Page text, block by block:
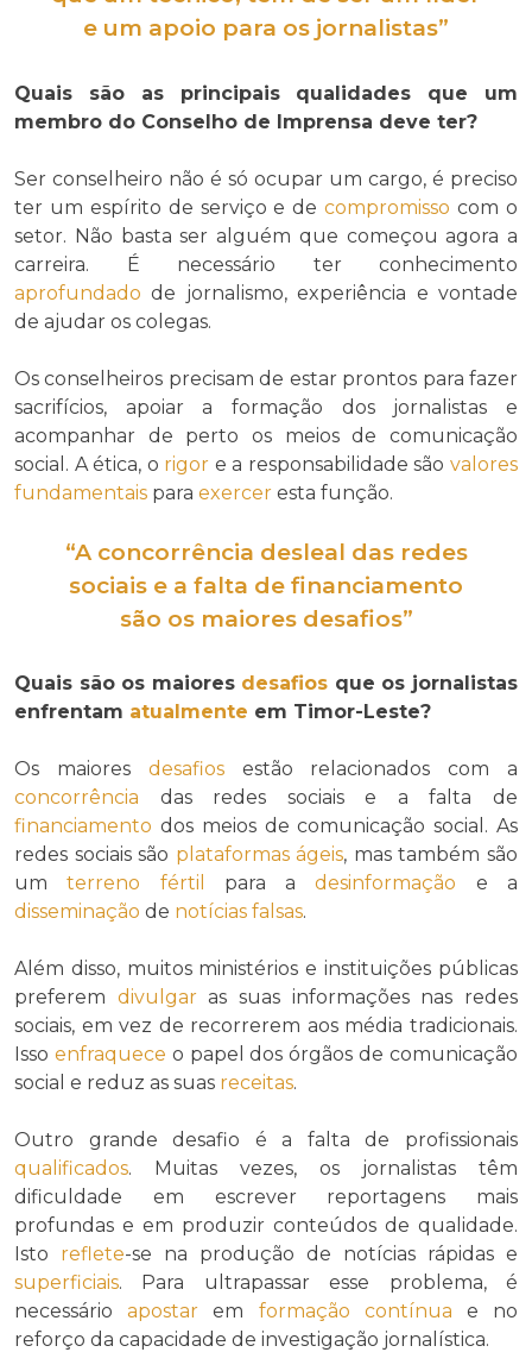
e um apoio para os jornalistas”
Quais são as principais qualidades que um
membro do Conselho de Imprensa deve ter?
Ser conselheiro não é só ocupar um cargo, é preciso
ter um espírito de serviço e decompromisso com o
setor. Não basta ser alguém que começou agora a
carreira. É necessário ter conhecimento
aprofundado de jornalismo, experiência e vontade
de ajudar os colegas.
Os conselheiros precisam de estar prontos para fazer
sacrifícios, apoiar a formação dos jornalistas e
acompanhar de perto os meios de comunicação
social. A ética, o rigor e a responsabilidade sãovalores
fundamentais para exercer esta função.
“A concorrência desleal das redes
sociais e a falta de financiamento
são os maiores desafios”
Quais são os maiores desafios que os jornalistas
enfrentam atualmente em Timor-Leste?
Os maiores desafiosestão relacionados com a
concorrência das redes sociais e a falta de
financiamento dos meios de comunicação social. As
redes sociais são plataformas ágeis, mas também são
umterreno fértil para adesinformação e a
disseminação de notícias falsas.
Além disso, muitos ministérios e instituições públicas
preferem divulgaras suas informações nas redes
sociais, em vez de recorrerem aos média tradicionais.
Isso enfraquece o papel dos órgãos de comunicação
social e reduz as suas receitas.
Outro grande desafio é a falta de profissionais
qualificados. Muitas vezes, os jornalistas têm
dificuldade em escrever reportagens mais
profundas e em produzir conteúdos de qualidade.
Isto reflete-se na produção de notícias rápidas e
superficiais. Para ultrapassar esse problema, é
necessárioapostar em formação contínua e no
reforço da capacidade de investigação jornalística.